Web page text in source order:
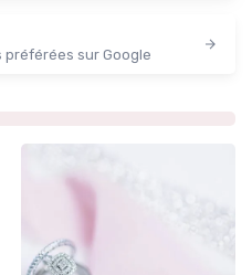
sur Google